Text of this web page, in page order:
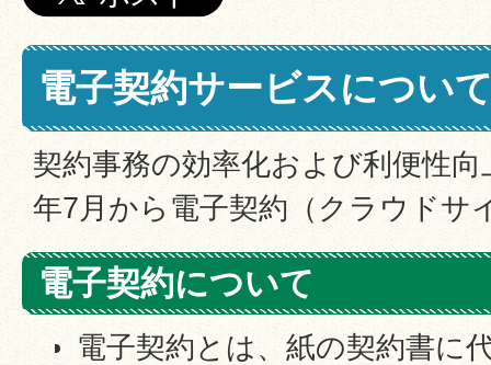
電子契約サービスについ
契約事務の効率化および利便性
年7月から電子契約（クラウドサ
電子契約について
電子契約とは、紙の契約書に